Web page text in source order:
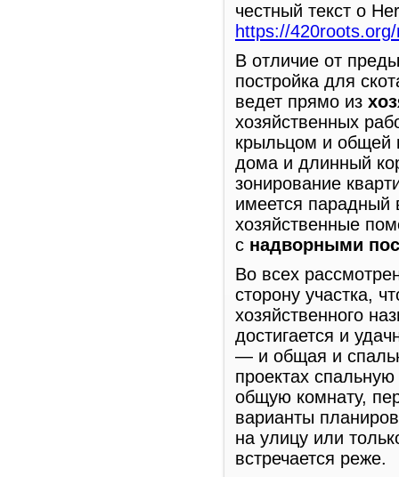
честный текст о
https://
В отличие от
постройка для
ведет прямо из
хозяйственных
крыльцом и общей
дома и длинный
зонирование
имеется парадный
хозяйственные
с надворными
Во всех
сторону участка,
хозяйственного
достигается и
— и общая и
проектах
общую комнату,
варианты
на улицу или
встречается реже.